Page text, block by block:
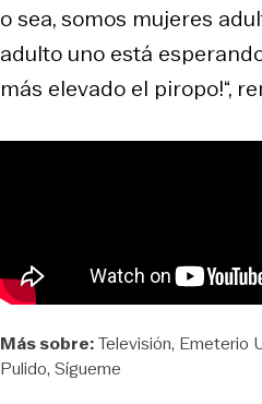
o sea, somos mujeres
adulto uno está
más elevado el piropo!“,
Más sobre:Televisión Emeterio
Pulido Sígueme